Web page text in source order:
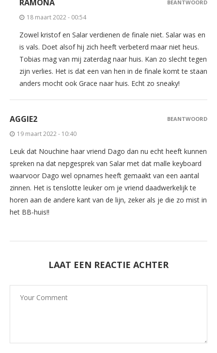
RAMONA
18 maart 2022 - 00:54
Zowel kristof en Salar verdienen de finale niet. Salar was en
is vals. Doet alsof hij zich heeft verbeterd maar niet heus.
Tobias mag van mij zaterdag naar huis. Kan zo slecht tegen
zijn verlies. Het is dat een van hen in de finale komt te staan
anders mocht ook Grace naar huis. Echt zo sneaky!
BEANTWOORD
AGGIE2
19 maart 2022 - 10:40
Leuk dat Nouchine haar vriend Dago dan nu echt heeft kunnen
spreken na dat nepgesprek van Salar met dat malle keyboard
waarvoor Dago wel opnames heeft gemaakt van een aantal
zinnen. Het is tenslotte leuker om je vriend daadwerkelijk te
horen aan de andere kant van de lijn, zeker als je die zo mist in
het BB-huis!!
BEANTWOORD
LAAT EEN REACTIE ACHTER